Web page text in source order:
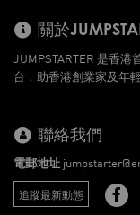
關於
JUMPSTARTER 是香
台，助香港創業家及年
聯絡我們
電郵地址
追蹤最新動態